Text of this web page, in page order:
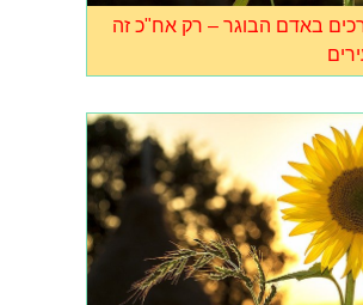
באדם הבוגר – רק אח"כ זה